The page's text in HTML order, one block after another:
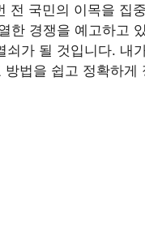
전 국민의 이목을 집
한 경쟁을 예고하고
쇠가 될 것입니다. 내
법을 쉽고 정확하게